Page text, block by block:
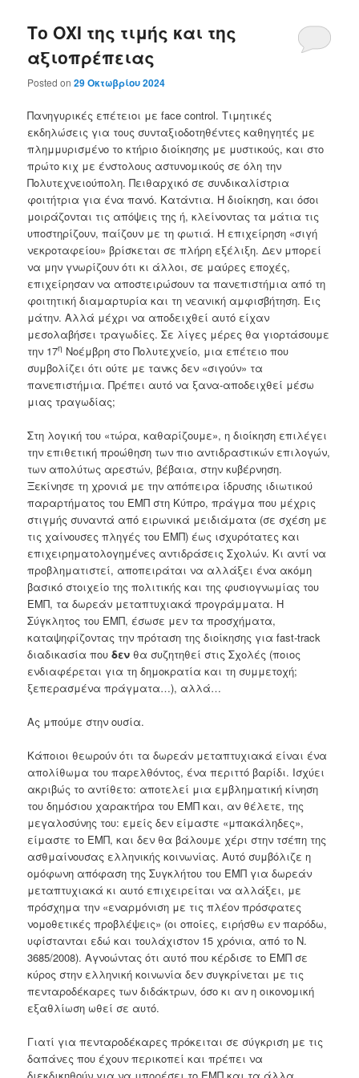
Το ΟΧΙ της τιμής και της
αξιοπρέπειας
Posted on29 Οκτωβρίου 2024
Πανηγυρικές επέτειοι με face control. Τιμητικές
εκδηλώσεις για τους συνταξιοδοτηθέντες καθηγητές με
πλημμυρισμένο το κτήριο διοίκησης με μυστικούς, και στο
πρώτο κιχ με ένστολους αστυνομικούς σε όλη την
Πολυτεχνειούπολη. Πειθαρχικό σε συνδικαλίστρια
φοιτήτρια για ένα πανό. Κατάντια. Η διοίκηση, και όσοι
μοιράζονται τις απόψεις της ή, κλείνοντας τα μάτια τις
υποστηρίζουν, παίζουν με τη φωτιά. Η επιχείρηση «σιγή
νεκροταφείου» βρίσκεται σε πλήρη εξέλιξη. Δεν μπορεί
να μην γνωρίζουν ότι κι άλλοι, σε μαύρες εποχές,
επιχείρησαν να αποστειρώσουν τα πανεπιστήμια από τη
φοιτητική διαμαρτυρία και τη νεανική αμφισβήτηση. Εις
μάτην. Αλλά μέχρι να αποδειχθεί αυτό είχαν
μεσολαβήσει τραγωδίες. Σε λίγες μέρες θα γιορτάσουμε
την 17η Νοέμβρη στο Πολυτεχνείο, μια επέτειο που
συμβολίζει ότι ούτε με τανκς δεν «σιγούν» τα
πανεπιστήμια. Πρέπει αυτό να ξανα-αποδειχθεί μέσω
μιας τραγωδίας;
Στη λογική του «τώρα, καθαρίζουμε», η διοίκηση επιλέγει
την επιθετική προώθηση των πιο αντιδραστικών επιλογών,
των απολύτως αρεστών, βέβαια, στην κυβέρνηση.
Ξεκίνησε τη χρονιά με την απόπειρα ίδρυσης ιδιωτικού
παραρτήματος του ΕΜΠ στη Κύπρο, πράγμα που μέχρις
στιγμής συναντά από ειρωνικά μειδιάματα (σε σχέση με
τις χαίνουσες πληγές του ΕΜΠ) έως ισχυρότατες και
επιχειρηματολογημένες αντιδράσεις Σχολών. Κι αντί να
προβληματιστεί, αποπειράται να αλλάξει ένα ακόμη
βασικό στοιχείο της πολιτικής και της φυσιογνωμίας του
ΕΜΠ, τα δωρεάν μεταπτυχιακά προγράμματα. Η
Σύγκλητος του ΕΜΠ, έσωσε μεν τα προσχήματα,
καταψηφίζοντας την πρόταση της διοίκησης για fast-track
διαδικασία πουδεν θα συζητηθεί στις Σχολές (ποιος
ενδιαφέρεται για τη δημοκρατία και τη συμμετοχή;
ξεπερασμένα πράγματα…), αλλά…
Ας μπούμε στην ουσία.
Κάποιοι θεωρούν ότι τα δωρεάν μεταπτυχιακά είναι ένα
απολίθωμα του παρελθόντος, ένα περιττό βαρίδι. Ισχύει
ακριβώς το αντίθετο: αποτελεί μια εμβληματική κίνηση
του δημόσιου χαρακτήρα του ΕΜΠ και, αν θέλετε, της
μεγαλοσύνης του: εμείς δεν είμαστε «μπακάληδες»,
είμαστε το ΕΜΠ, και δεν θα βάλουμε χέρι στην τσέπη της
ασθμαίνουσας ελληνικής κοινωνίας. Αυτό συμβόλιζε η
ομόφωνη απόφαση της Συγκλήτου του ΕΜΠ για δωρεάν
μεταπτυχιακά κι αυτό επιχειρείται να αλλάξει, με
πρόσχημα την «εναρμόνιση με τις πλέον πρόσφατες
νομοθετικές προβλέψεις» (οι οποίες, ειρήσθω εν παρόδω,
υφίστανται εδώ και τουλάχιστον 15 χρόνια, από το Ν.
3685/2008). Αγνοώντας ότι αυτό που κέρδισε το ΕΜΠ σε
κύρος στην ελληνική κοινωνία δεν συγκρίνεται με τις
πενταροδέκαρες των διδάκτρων, όσο κι αν η οικονομική
εξαθλίωση ωθεί σε αυτό.
Γιατί για πενταροδέκαρες πρόκειται σε σύγκριση με τις
δαπάνες που έχουν περικοπεί και πρέπει να